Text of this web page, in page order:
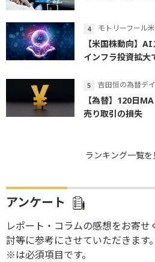
モトリーフール
【米国株動向】
インフラ投資拡大
吉田恒の為替デ
【為替】120日
売り取引の損失
ランキング一覧を
アンケート
レポート・コラムの感想をお寄
討等に参考にさせていただきます。
※は必須項目です。